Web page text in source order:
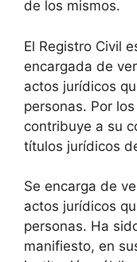
de los mismos.
El Registro Civil
encargada de
actos jurídicos
personas. Por
contribuye a su
títulos jurídicos
Se encarga de
actos jurídicos
personas. Ha
manifiesto, en